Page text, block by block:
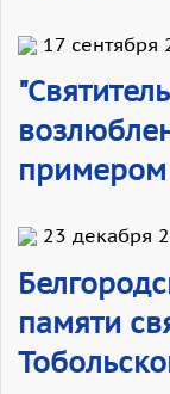
17 сентября
примером
23 декабря
памяти